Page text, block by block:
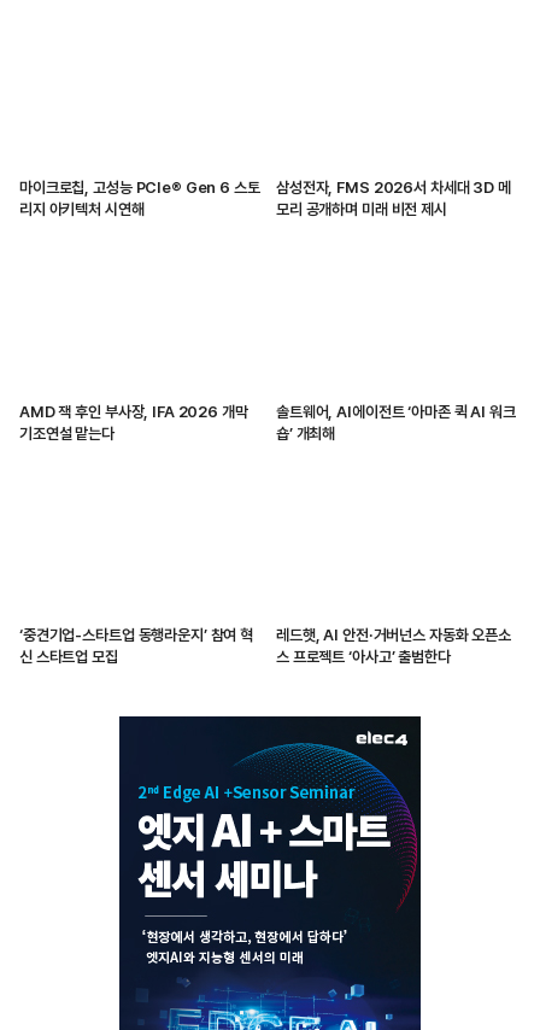
마이크로칩, 고성능 PCIe® Gen 6 스토
리지 아키텍처 시연해
삼성전자, FMS 2026서 차세대 3D 메
모리 공개하며 미래 비전 제시
AMD 잭 후인 부사장, IFA 2026 개막
기조연설 맡는다
솔트웨어, AI에이전트 ‘아마존 퀵 AI 워크
숍’ 개최해
‘중견기업-스타트업 동행라운지’ 참여 혁
신 스타트업 모집
레드햇, AI 안전·거버넌스 자동화 오픈소
스 프로젝트 ‘아사고’ 출범한다